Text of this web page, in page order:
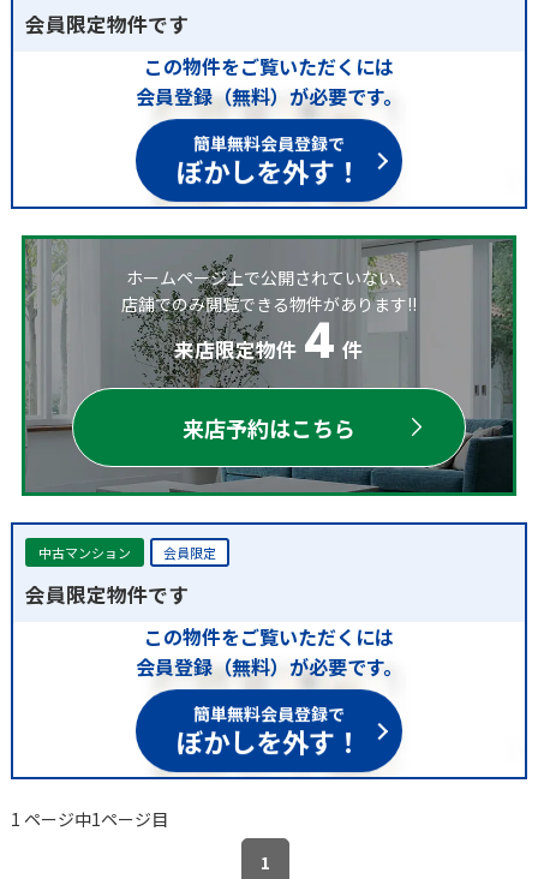
会員限定物件です
この物件をご覧いただくには
会員登録（無料）が必要です。
簡単無料会員登録で
ぼかしを外す！
ホームページ上で公開されていない、
店舗でのみ閲覧できる物件があります!!
来店限定物件 4 件
来店予約はこちら
中古マンション 会員限定
会員限定物件です
この物件をご覧いただくには
会員登録（無料）が必要です。
簡単無料会員登録で
ぼかしを外す！
1 ページ中1ページ目
1